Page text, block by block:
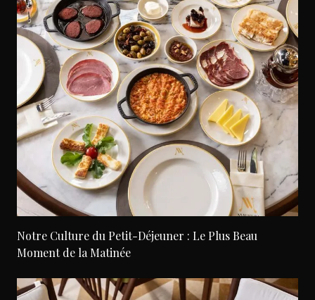
Notre Culture du Petit-Déjeuner : Le Plus Beau
Moment de la Matinée